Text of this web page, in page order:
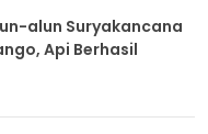
alun Suryakancana
Api Berhasil